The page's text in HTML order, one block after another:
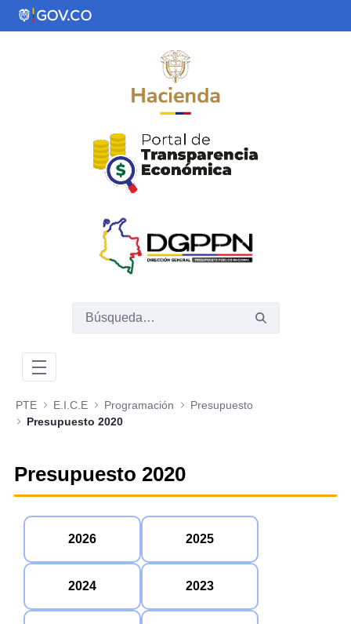
Saltar al contenido principal
PTE E.I.C.E Programación
Presupuesto
Presupuesto 2020
Presupuesto 2020
2026 2025
2024 2023